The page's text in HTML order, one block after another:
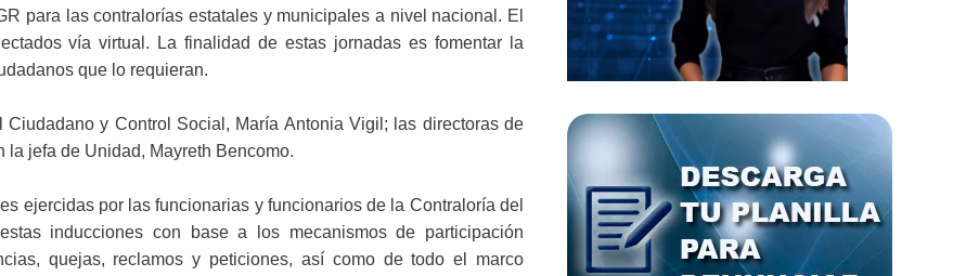
para las contralorías estatales y municipales a nivel nacional. El
vía virtual. La finalidad de estas jornadas es fomentar la
que lo requieran.
y Control Social, María Antonia Vigil; las directoras de
jefa de Unidad, Mayreth Bencomo.
ejercidas por las funcionarias y funcionarios de la Contraloría del
inducciones con base a los mecanismos de participación
quejas, reclamos y peticiones, así como de todo el marco